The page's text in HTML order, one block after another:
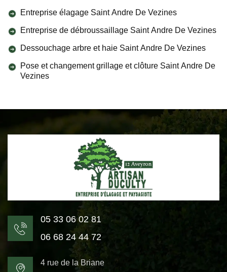
Entreprise élagage Saint Andre De Vezines
Entreprise de débroussaillage Saint Andre De Vezines
Dessouchage arbre et haie Saint Andre De Vezines
Pose et changement grillage et clôture Saint Andre De
Vezines
05 33 06 02 81
06 68 24 44 72
4 rue de la Briane